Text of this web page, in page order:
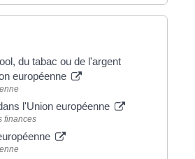
du tabac ou de l'argent
européenne
l'Union européenne
finances